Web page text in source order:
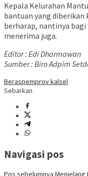
Kepala Kelurahan
bantuan yang diberikan
berharap, nantinya
menerima juga.
Editor : Edi Dharmawan
Sumber : Biro Adpim
Beraspemprov kalsel
Sebarkan
Navigasi pos
Pos sebelumnya Menjelang